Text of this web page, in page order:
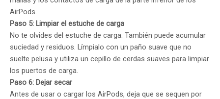
AirPods.
Paso 5: Limpiar el estuche de carga
No te olvides del estuche de carga. También puede acumular
suciedad y residuos. Límpialo con un paño suave que no
suelte pelusa y utiliza un cepillo de cerdas suaves para limpiar
los puertos de carga.
Paso 6: Dejar secar
Antes de usar o cargar los AirPods, deja que se sequen por